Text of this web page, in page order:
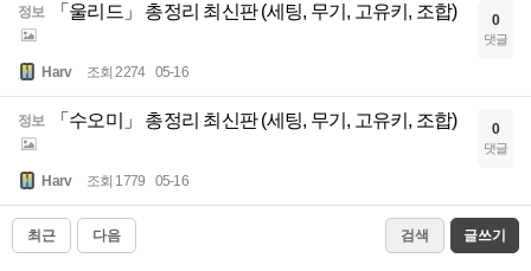
정보 「울리드」 총정리 최신판 (세팅, 무기, 고유키, 조합)
Harv 조회 2274 05-16
0
댓글
정보 「수오미」 총정리 최신판 (세팅, 무기, 고유키, 조합)
Harv 조회 1779 05-16
0
댓글
최근 다음 검색 글쓰기